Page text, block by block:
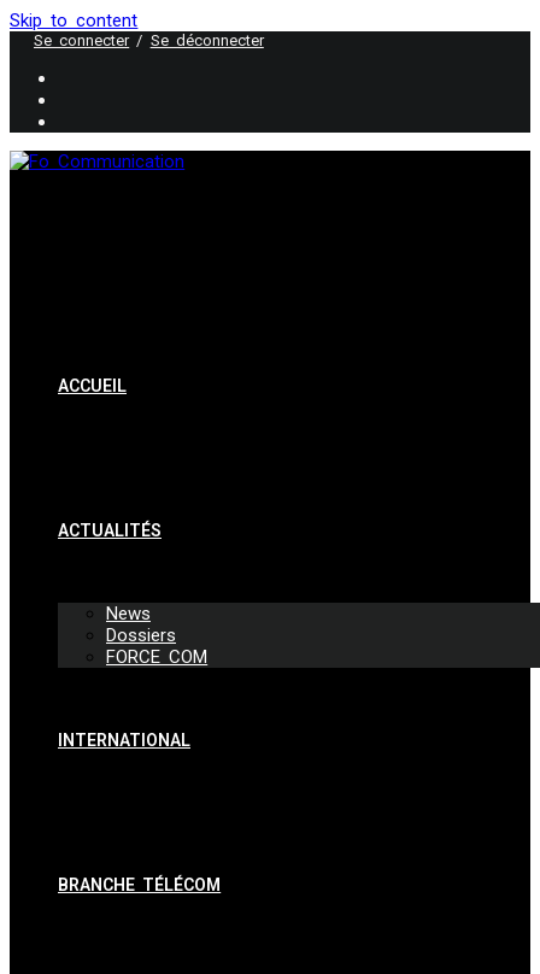
Skip to content
Se connecter/ Se déconnecter
ACCUEIL
ACTUALITÉS
News
Dossiers
FORCE COM
INTERNATIONAL
BRANCHE TÉLÉCOM